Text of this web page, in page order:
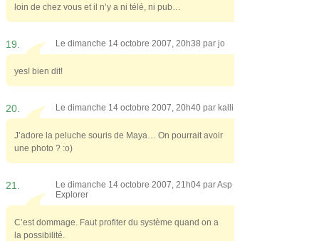
loin de chez vous et il n’y a ni télé, ni pub…
19. Le dimanche 14 octobre 2007, 20h38 par jo
yes! bien dit!
20. Le dimanche 14 octobre 2007, 20h40 par kalli
J’adore la peluche souris de Maya… On pourrait avoir
une photo ? :o)
21. Le dimanche 14 octobre 2007, 21h04 parAsp
Explorer
C’est dommage. Faut profiter du système quand on a
la possibilité.